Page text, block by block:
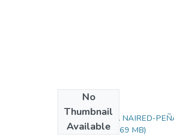
No
Thumbnail
Available
CÓRDOBA SILVA NAIRED-
KAROLINA.pdf (2.69 MB)